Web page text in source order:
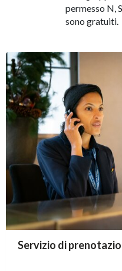
permesso N,
sono gratuiti.
accessibility.sr-
Servizio di
accessibility.sr-
accessibility.sr-